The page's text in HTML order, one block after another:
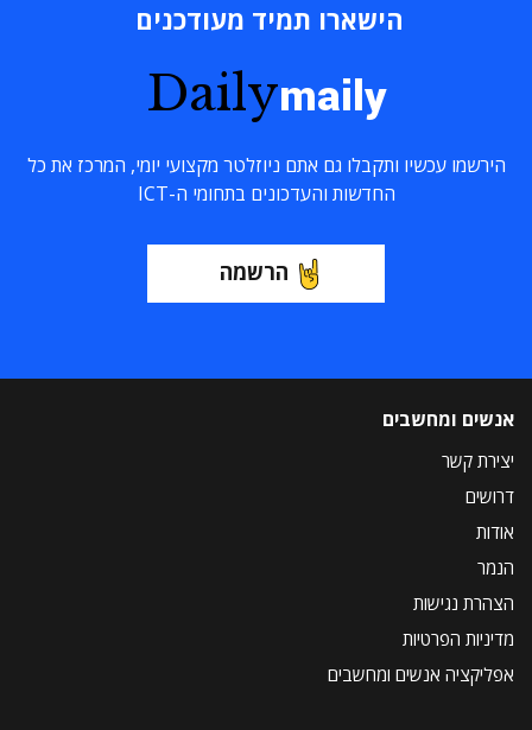
הישארו תמיד מעודכנים
Dailymaily
הירשמו עכשיו ותקבלו גם אתם ניוזלטר מקצועי יומי, המרכז את כל
החדשות והעדכונים בתחומי ה-ICT
הרשמה
אנשים ומחשבים
יצירת קשר
דרושים
אודות
הנמר
הצהרת נגישות
מדיניות הפרטיות
אפליקציה אנשים ומחשבים